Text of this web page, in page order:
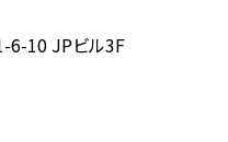
6-10 JPビル3F